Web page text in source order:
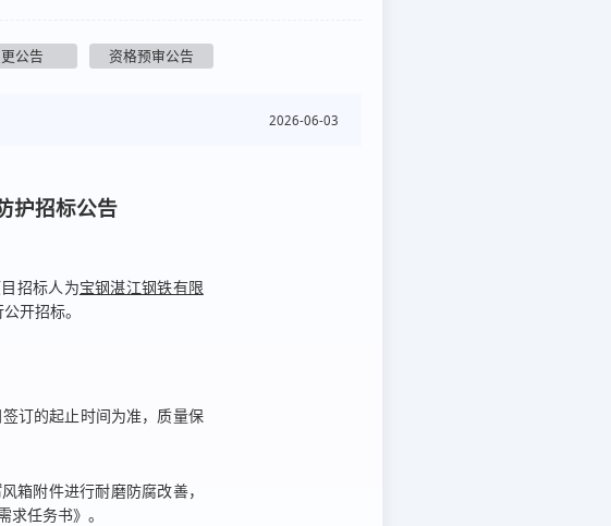
公告 资格预审公告
2026-06-03
护招标公告
招标人为宝钢湛江钢铁有限
开招标。
订的起止时间为准，质量保
箱附件进行耐磨防腐改善，
求任务书》。